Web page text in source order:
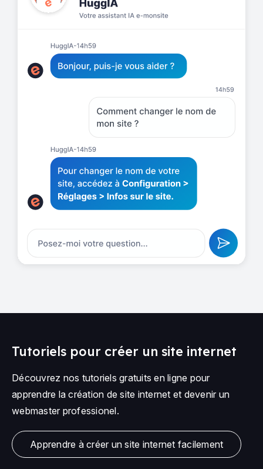
Tutoriels pour créer un site internet
Découvrez nos tutoriels gratuits en ligne pour
apprendre la création de site internet et devenir un
webmaster professionel.
Apprendre à créer un site internet facilement